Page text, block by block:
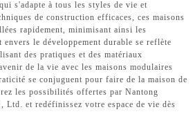
s'adapte à tous les styles de vie et
de construction efficaces, ces maisons
rapidement, minimisant ainsi les
envers le développement durable se reflète
des pratiques et des matériaux
de la vie avec les maisons modulaires
se conjuguent pour faire de la maison de
les possibilités offertes par Nantong
Ltd. et redéfinissez votre espace de vie dès